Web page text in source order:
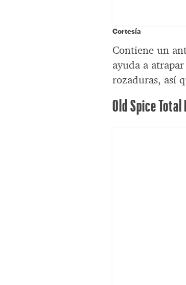
Cortesía
Contiene un
ayuda a
rozaduras, así
Old Spice